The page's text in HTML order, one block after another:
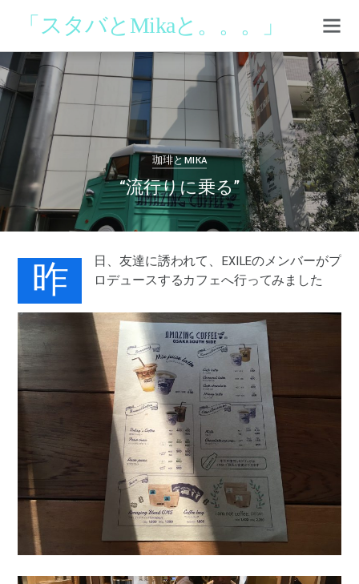
「スタバとMikaと。。。」
MIKA 2017年8月30日
0 0
珈琲とMIKA
“流行りに乗る”
昨
日、友達に誘われて、EXILEのメンバーがプ
ロデュースするカフェへ行ってみました